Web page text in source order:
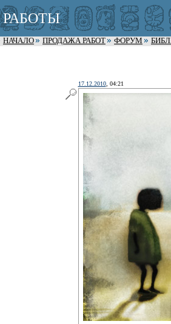
РАБОТЫ
НАЧАЛО ПРОДАЖА РАБОТ ФОРУМ
17.12.2010, 04:21